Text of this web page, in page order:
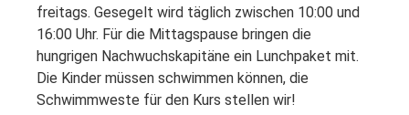
freitags. Gesegelt wird täglich zwischen 10:00 und
16:00 Uhr. Für die Mittagspause bringen die
hungrigen Nachwuchskapitäne ein Lunchpaket mit.
Die Kinder müssen schwimmen können, die
Schwimmweste für den Kurs stellen wir!